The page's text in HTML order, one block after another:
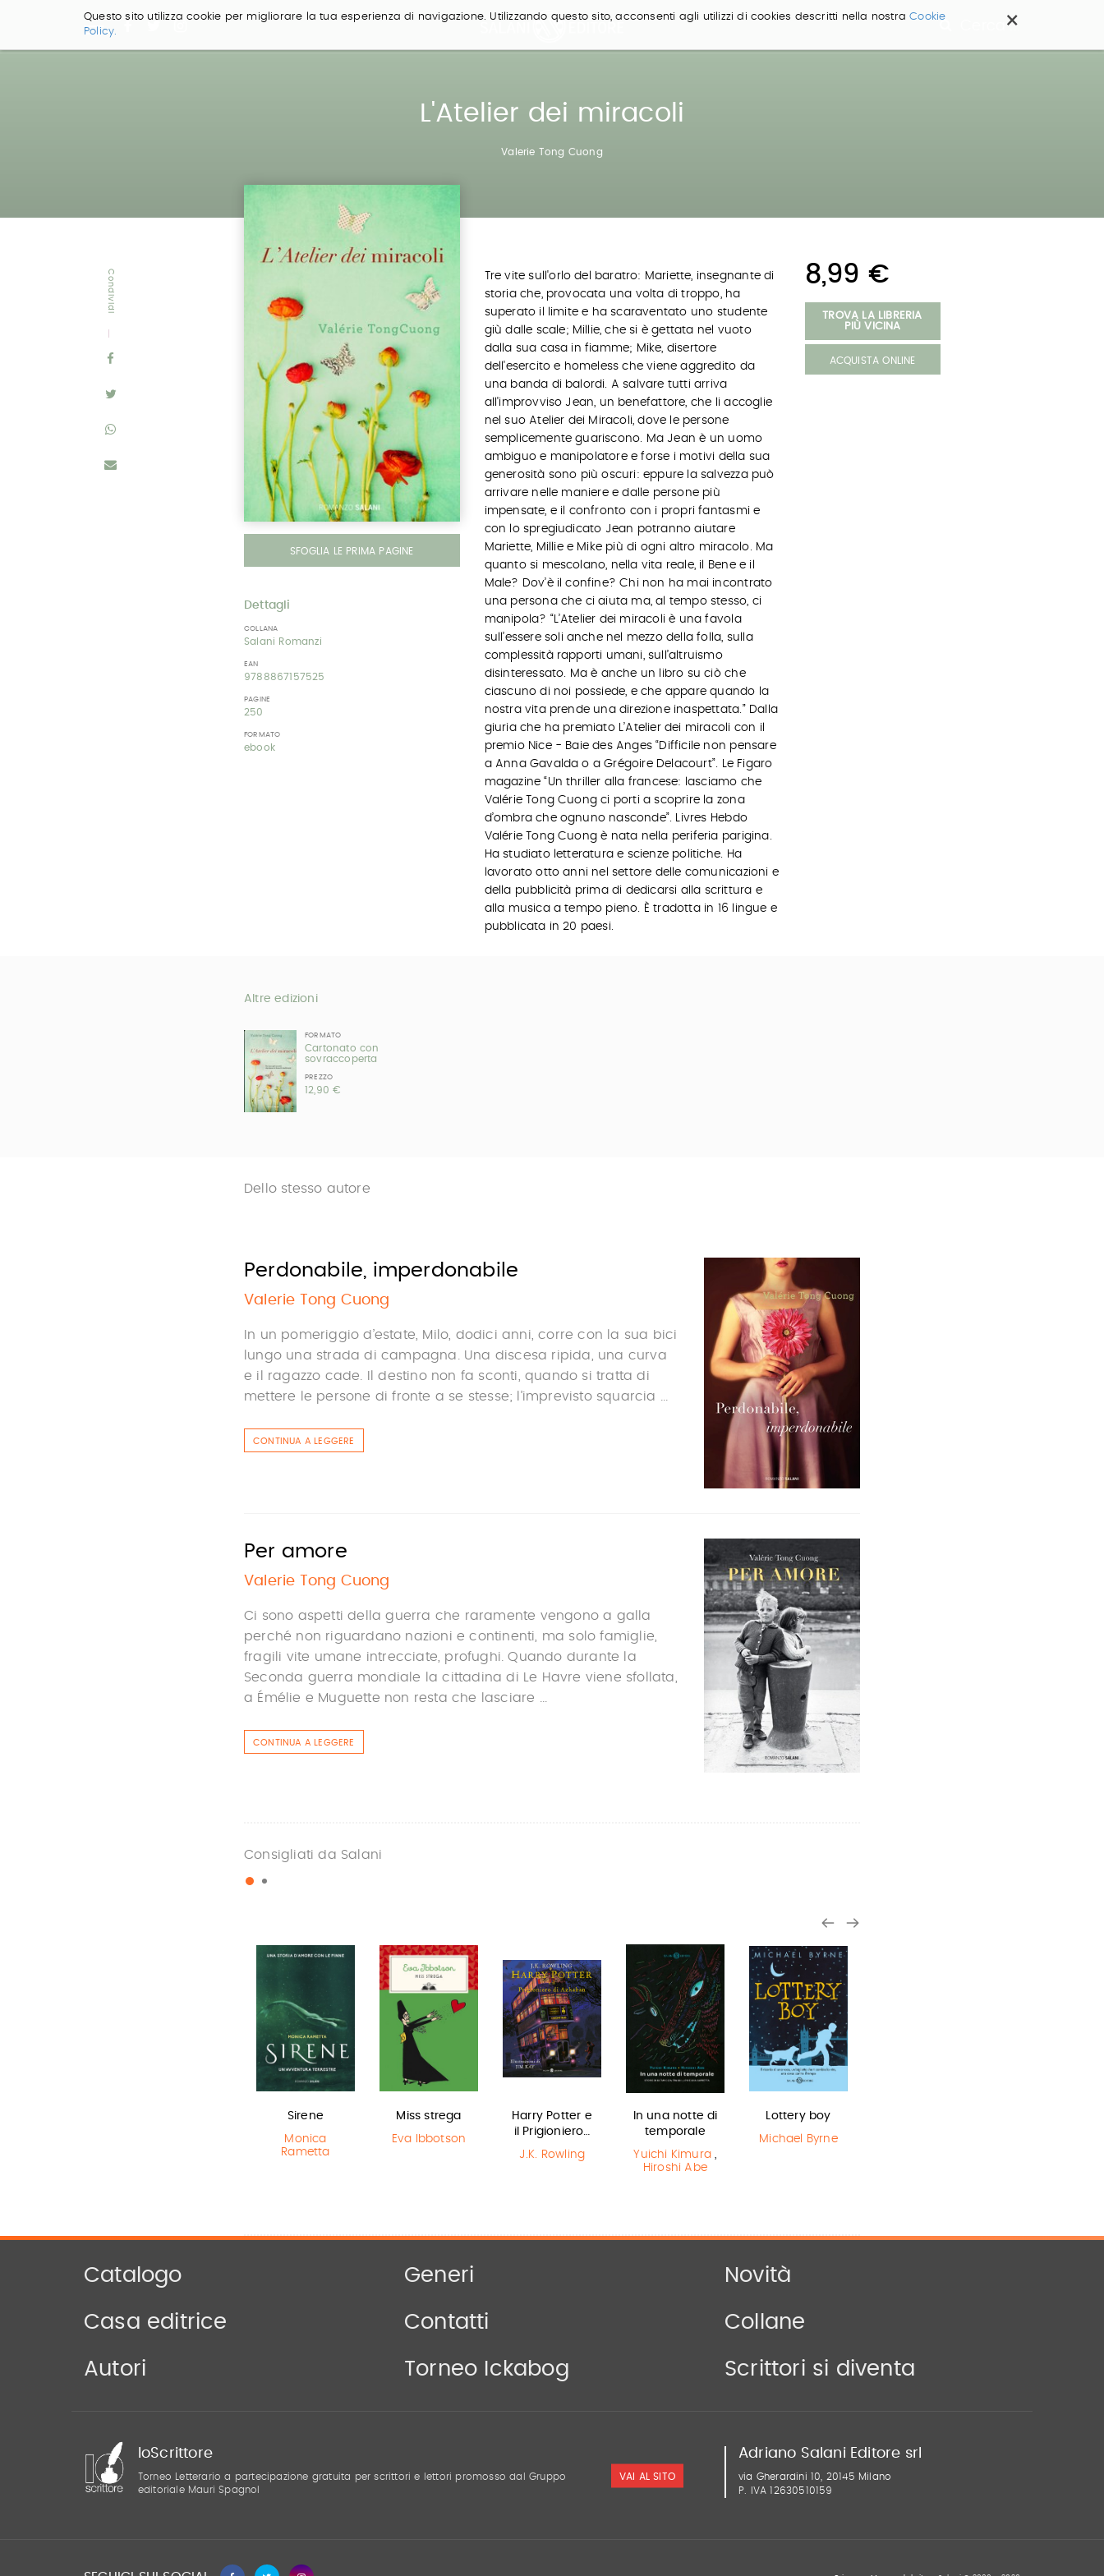
×
Questo sito utilizza cookie per migliorare la tua esperienza di navigazione. Utilizzando questo sito, acconsenti agli utilizzi di cookies descritti nella nostraCookie
Policy.
Cerca ...
L'Atelier dei miracoli
Valerie Tong Cuong
Condividi
SFOGLIA LE PRIMA PAGINE
Dettagli
COLLANA
Salani Romanzi
EAN
9788867157525
PAGINE
250
FORMATO
ebook
Tre vite sull'orlo del baratro: Mariette, insegnante di
storia che, provocata una volta di troppo, ha
superato il limite e ha scaraventato uno studente
giù dalle scale; Millie, che si è gettata nel vuoto
dalla sua casa in fiamme; Mike, disertore
dell'esercito e homeless che viene aggredito da
una banda di balordi. A salvare tutti arriva
all'improvviso Jean, un benefattore, che li accoglie
nel suo Atelier dei Miracoli, dove le persone
semplicemente guariscono. Ma Jean è un uomo
ambiguo e manipolatore e forse i motivi della sua
generosità sono più oscuri: eppure la salvezza può
arrivare nelle maniere e dalle persone più
impensate, e il confronto con i propri fantasmi e
con lo spregiudicato Jean potranno aiutare
Mariette, Millie e Mike più di ogni altro miracolo. Ma
quanto si mescolano, nella vita reale, il Bene e il
Male? Dov’è il confine? Chi non ha mai incontrato
una persona che ci aiuta ma, al tempo stesso, ci
manipola? “L’Atelier dei miracoli è una favola
sull’essere soli anche nel mezzo della folla, sulla
complessità rapporti umani, sull’altruismo
disinteressato. Ma è anche un libro su ciò che
ciascuno di noi possiede, e che appare quando la
nostra vita prende una direzione inaspettata.” Dalla
giuria che ha premiato L’Atelier dei miracoli con il
premio Nice - Baie des Anges “Difficile non pensare
a Anna Gavalda o a Grégoire Delacourt”. Le Figaro
magazine “Un thriller alla francese: lasciamo che
Valérie Tong Cuong ci porti a scoprire la zona
d’ombra che ognuno nasconde”. Livres Hebdo
Valérie Tong Cuong è nata nella periferia parigina.
Ha studiato letteratura e scienze politiche. Ha
lavorato otto anni nel settore delle comunicazioni e
della pubblicità prima di dedicarsi alla scrittura e
alla musica a tempo pieno. È tradotta in 16 lingue e
pubblicata in 20 paesi.
8,99 €
TROVA LA LIBRERIA
PIÙ VICINA
ACQUISTA ONLINE
Altre edizioni
FORMATO
Cartonato con
sovraccoperta
PREZZO
12,90 €
Dello stesso autore
Perdonabile, imperdonabile
Valerie Tong Cuong
In un pomeriggio d’estate, Milo, dodici anni, corre con la sua bici
lungo una strada di campagna. Una discesa ripida, una curva
e il ragazzo cade. Il destino non fa sconti, quando si tratta di
mettere le persone di fronte a se stesse; l’imprevisto squarcia ...
CONTINUA A LEGGERE
Per amore
Valerie Tong Cuong
Ci sono aspetti della guerra che raramente vengono a galla
perché non riguardano nazioni e continenti, ma solo famiglie,
fragili vite umane intrecciate, profughi. Quando durante la
Seconda guerra mondiale la cittadina di Le Havre viene sfollata,
a Émélie e Muguette non resta che lasciare ...
CONTINUA A LEGGERE
Consigliati da Salani
Sirene
Monica
Rametta
Miss strega
Eva Ibbotson
Harry Potter e
il Prigioniero…
J.K. Rowling
In una notte di
temporale
Yuichi Kimura ,
Hiroshi Abe
Lottery boy
Michael Byrne
Catalogo Generi Novità
Casa editrice Contatti Collane
Autori Torneo Ickabog Scrittori si diventa
IoScrittore
Torneo Letterario a partecipazione gratuita per scrittori e lettori promosso dal Gruppo
editoriale Mauri Spagnol
VAI AL SITO
Adriano Salani Editore srl
via Gherardini 10, 20145 Milano
P. IVA 12630510159